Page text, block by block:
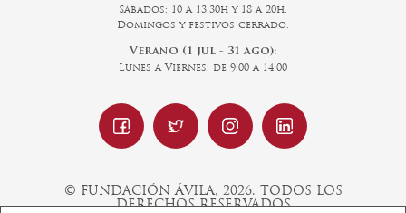
Sábados: 10 a 13.30h y 18 a 20h.
Domingos y festivos cerrado.
Verano (1 jul - 31 ago):
Lunes a Viernes: de 9:00 a 14:00
© FUNDACIÓN ÁVILA, 2026. TODOS LOS
DERECHOS RESERVADOS